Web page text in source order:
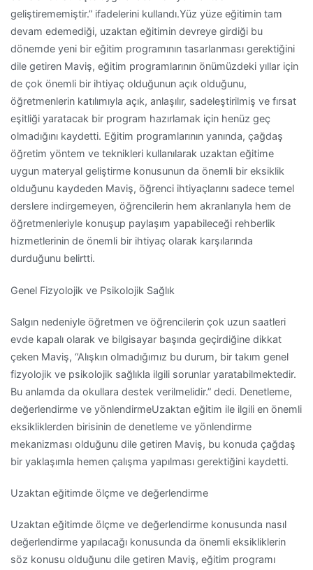
geliştirememiştir.” ifadelerini kullandı.Yüz yüze eğitimin tam
devam edemediği, uzaktan eğitimin devreye girdiği bu
dönemde yeni bir eğitim programının tasarlanması gerektiğini
dile getiren Maviş, eğitim programlarının önümüzdeki yıllar için
de çok önemli bir ihtiyaç olduğunun açık olduğunu,
öğretmenlerin katılımıyla açık, anlaşılır, sadeleştirilmiş ve fırsat
eşitliği yaratacak bir program hazırlamak için henüz geç
olmadığını kaydetti. Eğitim programlarının yanında, çağdaş
öğretim yöntem ve teknikleri kullanılarak uzaktan eğitime
uygun materyal geliştirme konusunun da önemli bir eksiklik
olduğunu kaydeden Maviş, öğrenci ihtiyaçlarını sadece temel
derslere indirgemeyen, öğrencilerin hem akranlarıyla hem de
öğretmenleriyle konuşup paylaşım yapabileceği rehberlik
hizmetlerinin de önemli bir ihtiyaç olarak karşılarında
durduğunu belirtti.
Genel Fizyolojik ve Psikolojik Sağlık
Salgın nedeniyle öğretmen ve öğrencilerin çok uzun saatleri
evde kapalı olarak ve bilgisayar başında geçirdiğine dikkat
çeken Maviş, “Alışkın olmadığımız bu durum, bir takım genel
fizyolojik ve psikolojik sağlıkla ilgili sorunlar yaratabilmektedir.
Bu anlamda da okullara destek verilmelidir.” dedi. Denetleme,
değerlendirme ve yönlendirmeUzaktan eğitim ile ilgili en önemli
eksikliklerden birisinin de denetleme ve yönlendirme
mekanizması olduğunu dile getiren Maviş, bu konuda çağdaş
bir yaklaşımla hemen çalışma yapılması gerektiğini kaydetti.
Uzaktan eğitimde ölçme ve değerlendirme
Uzaktan eğitimde ölçme ve değerlendirme konusunda nasıl
değerlendirme yapılacağı konusunda da önemli eksikliklerin
söz konusu olduğunu dile getiren Maviş, eğitim programı